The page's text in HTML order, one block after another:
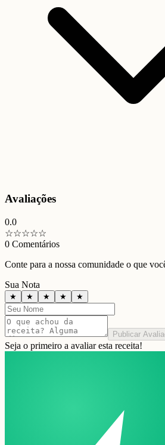
Avaliações
0.0
☆☆☆☆☆
0 Comentários
Conte para a nossa comunidade o que
Sua Nota
★ ★ ★ ★ ★
Publicar
Seja o primeiro a avaliar esta receita!